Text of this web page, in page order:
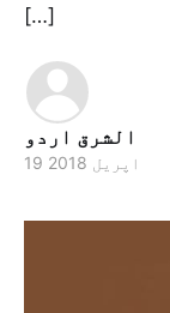
[…]
الشرق اردو
19 اپریل 2018